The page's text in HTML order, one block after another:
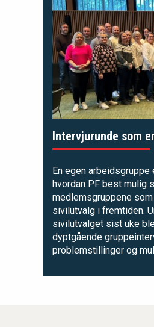
Intervjurunde som
En egen
hvordan PF best mulig
medlemsgruppene
sivilutvalg i fremtiden.
sivilutvalget sist uke
dyptgående
problemstillinger og